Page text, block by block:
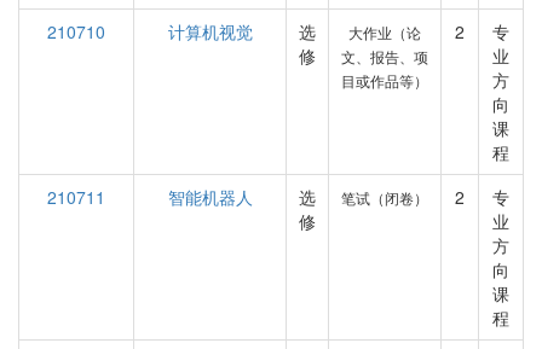
210710
计算机视觉
选
修
大作业（论
文、报告、项
目或作品等）
2
专
业
方
向
课
程
210711
智能机器人
选
修
笔试（闭卷） 2
专
业
方
向
课
程